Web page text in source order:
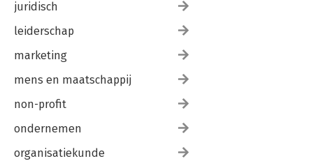
juridisch
leiderschap
marketing
mens en maatschappij
non-profit
ondernemen
organisatiekunde